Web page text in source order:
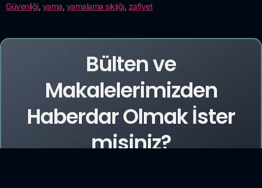
Güvenliği, yama, yamalama sıklığı, zafiyet
Bülten ve
Makalelerimizden
Haberdar Olmak İster
misiniz?